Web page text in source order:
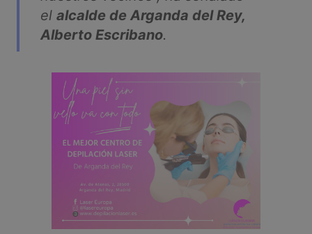
el alcalde de Arganda del Rey,
Alberto Escribano.